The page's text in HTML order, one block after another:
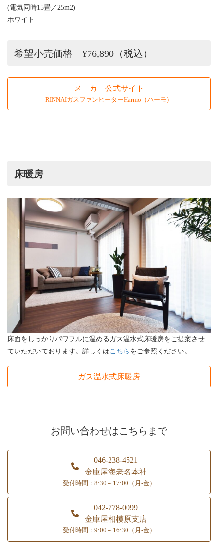
(電気同時15畳／25m2)
ホワイト
希望小売価格 ¥76,890（税込）
メーカー公式サイト
RINNAIガスファンヒーターHarmo（ハーモ）
床暖房
床面をしっかりパワフルに温めるガス温水式床暖房をご提案させ
ていただいております。詳しくはこちら をご参照ください。
ガス温水式床暖房
お問い合わせはこちらまで
046-238-4521
金庫屋海老名本社
受付時間：8:30～17:00（月-金）
042-778-0099
金庫屋相模原支店
受付時間：9:00～16:30（月-金）